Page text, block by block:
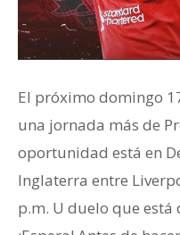
El próximo domingo
una jornada más de
oportunidad está en
Inglaterra entre
p.m. U duelo que